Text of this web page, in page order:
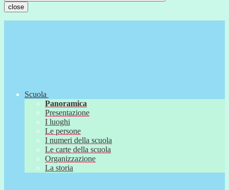
close
Scuola
Panoramica
Presentazione
I luoghi
Le persone
I numeri della scuola
Le carte della scuola
Organizzazione
La storia